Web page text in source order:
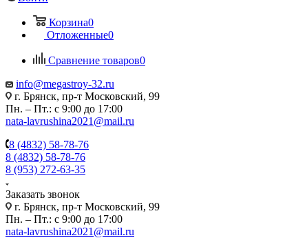
Корзина0
Отложенные0
Сравнение товаров0
info@megastroy-32.ru
г. Брянск, пр-т Московский, 99
Пн. – Пт.: с 9:00 до 17:00
nata-lavrushina2021@mail.ru
8 (4832) 58-78-76
8 (4832) 58-78-76
8 (953) 272-63-35
Заказать звонок
г. Брянск, пр-т Московский, 99
Пн. – Пт.: с 9:00 до 17:00
nata-lavrushina2021@mail.ru